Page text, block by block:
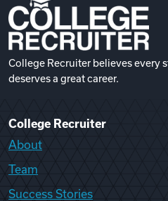
College Recruiter believes every
deserves a great career.
College Recruiter
About
Team
Success Stories